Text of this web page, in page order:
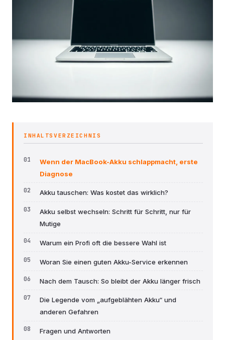
INHALTSVERZEICHNIS
Wenn der MacBook-Akku schlappmacht, erste
Diagnose
Akku tauschen: Was kostet das wirklich?
Akku selbst wechseln: Schritt für Schritt, nur für
Mutige
Warum ein Profi oft die bessere Wahl ist
Woran Sie einen guten Akku-Service erkennen
Nach dem Tausch: So bleibt der Akku länger frisch
Die Legende vom „aufgeblähten Akku“ und
anderen Gefahren
Fragen und Antworten